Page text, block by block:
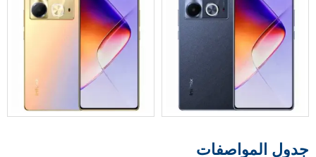
جدول المواصفات